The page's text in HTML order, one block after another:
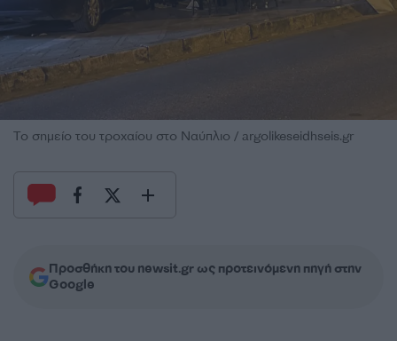
Το σημείο του τροχαίου στο Ναύπλιο / argolikeseidhseis.gr
Προσθήκη του newsit.gr ως προτεινόμενη πηγή στην
Google